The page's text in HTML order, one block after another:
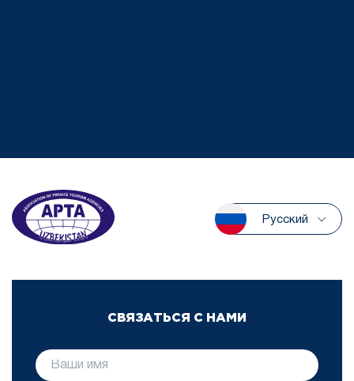
Русский
СВЯЗАТЬСЯ С НАМИ